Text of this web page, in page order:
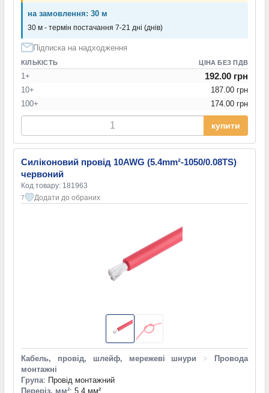
на замовлення: 30 м
30 м - термін постачання 7-21 дні (днів)
Підписка на надходження
КІЛЬКІСТЬ ЦІНА БЕЗ ПДВ
1+ 192.00 грн
10+
187.00 грн
100+
174.00 грн
купити
Силіконовий провід 10AWG (5.4mm²-1050/0.08TS)
червоний
Код товару: 181963
7 Додати до обраних
Кабель, провід, шлейф, мережеві шнури >
Провода
монтажні
Група: Провід монтажний
Переріз, мм²: 5,4 мм²